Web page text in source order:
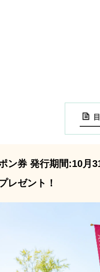
ポン券 発行期間:10月
レゼント！